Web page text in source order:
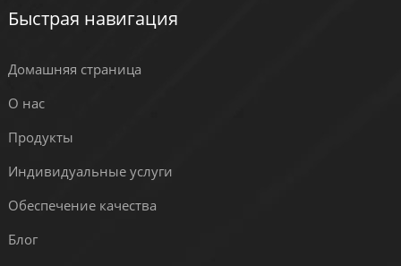
Быстрая навигация
Домашняя страница
О нас
Продукты
Индивидуальные услуги
Обеспечение качества
Блог